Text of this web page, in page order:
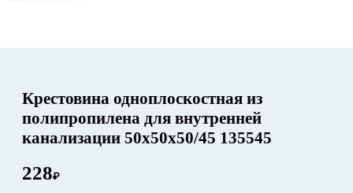
Крестовина одноплоскостная из
полипропилена для внутренней
канализации 50х50х50/45 135545
228₽